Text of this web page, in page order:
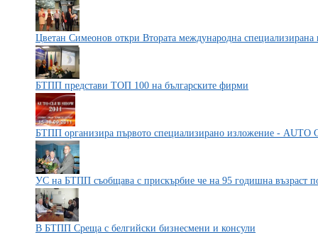
Цветан Симеонов откри Втората международна
БТПП представи ТОП 100 на българските фирми
БТПП организира първото специализирано изложение - AUTO
УС на БТПП съобщава с прискърбие че на 95 годишна възраст
В БТПП Среща с белгийски бизнесмени и консули